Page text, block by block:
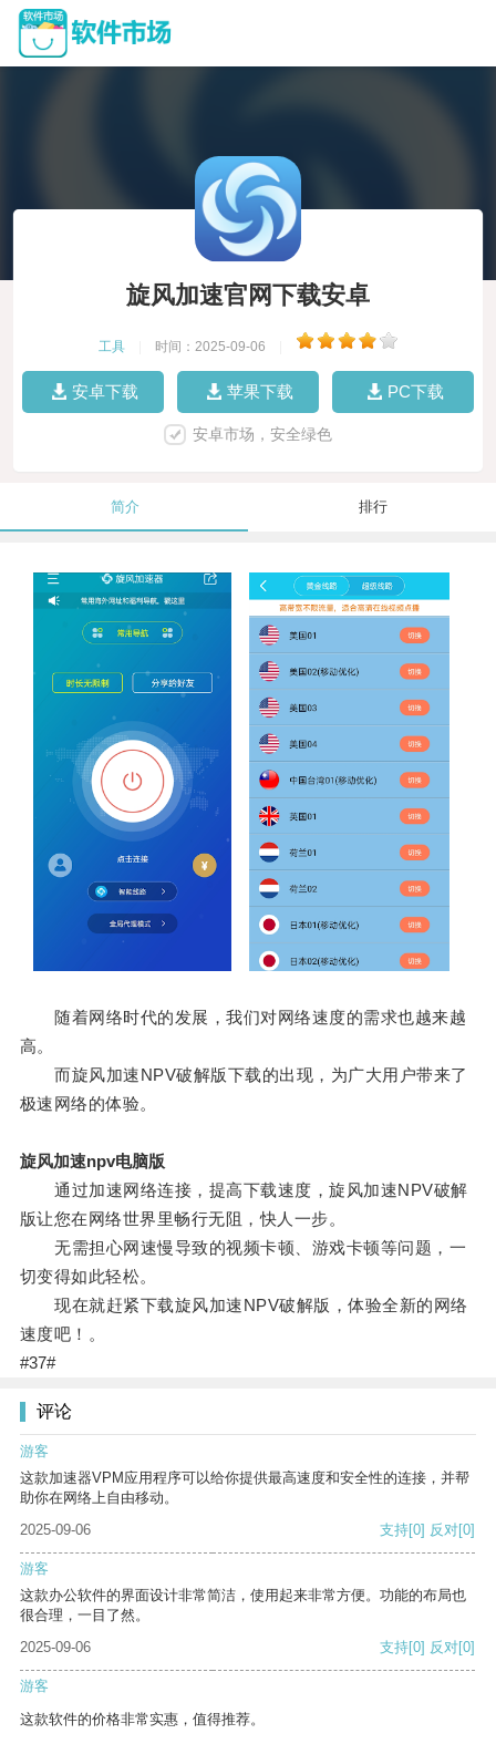
旋风加速官网下载安卓
工具 时间：2025-09-06
安卓下载 苹果下载 PC下载
安卓市场，安全绿色
简介 排行
随着网络时代的发展，我们对网络速度的需求也越来越
高。
而旋风加速NPV破解版下载的出现，为广大用户带来了
极速网络的体验。
旋风加速npv电脑版
通过加速网络连接，提高下载速度，旋风加速NPV破解
版让您在网络世界里畅行无阻，快人一步。
无需担心网速慢导致的视频卡顿、游戏卡顿等问题，一
切变得如此轻松。
现在就赶紧下载旋风加速NPV破解版，体验全新的网络
速度吧！。
#37#
评论
游客
这款加速器VPM应用程序可以给你提供最高速度和安全性的连接，并帮
助你在网络上自由移动。
2025-09-06
支持[0] 反对[0]
游客
这款办公软件的界面设计非常简洁，使用起来非常方便。功能的布局也
很合理，一目了然。
2025-09-06
支持[0] 反对[0]
游客
这款软件的价格非常实惠，值得推荐。